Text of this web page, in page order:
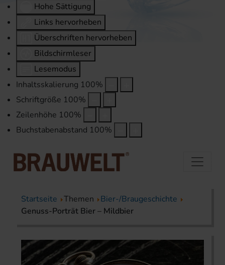
Hohe Sättigung
Links hervorheben
Überschriften hervorheben
Bildschirmleser
Lesemodus
Inhaltsskalierung 100%
Schriftgröße 100%
Zeilenhöhe 100%
Buchstabenabstand 100%
Startseite Themen
Bier-/Braugeschichte
Genuss-Porträt Bier – Mildbier